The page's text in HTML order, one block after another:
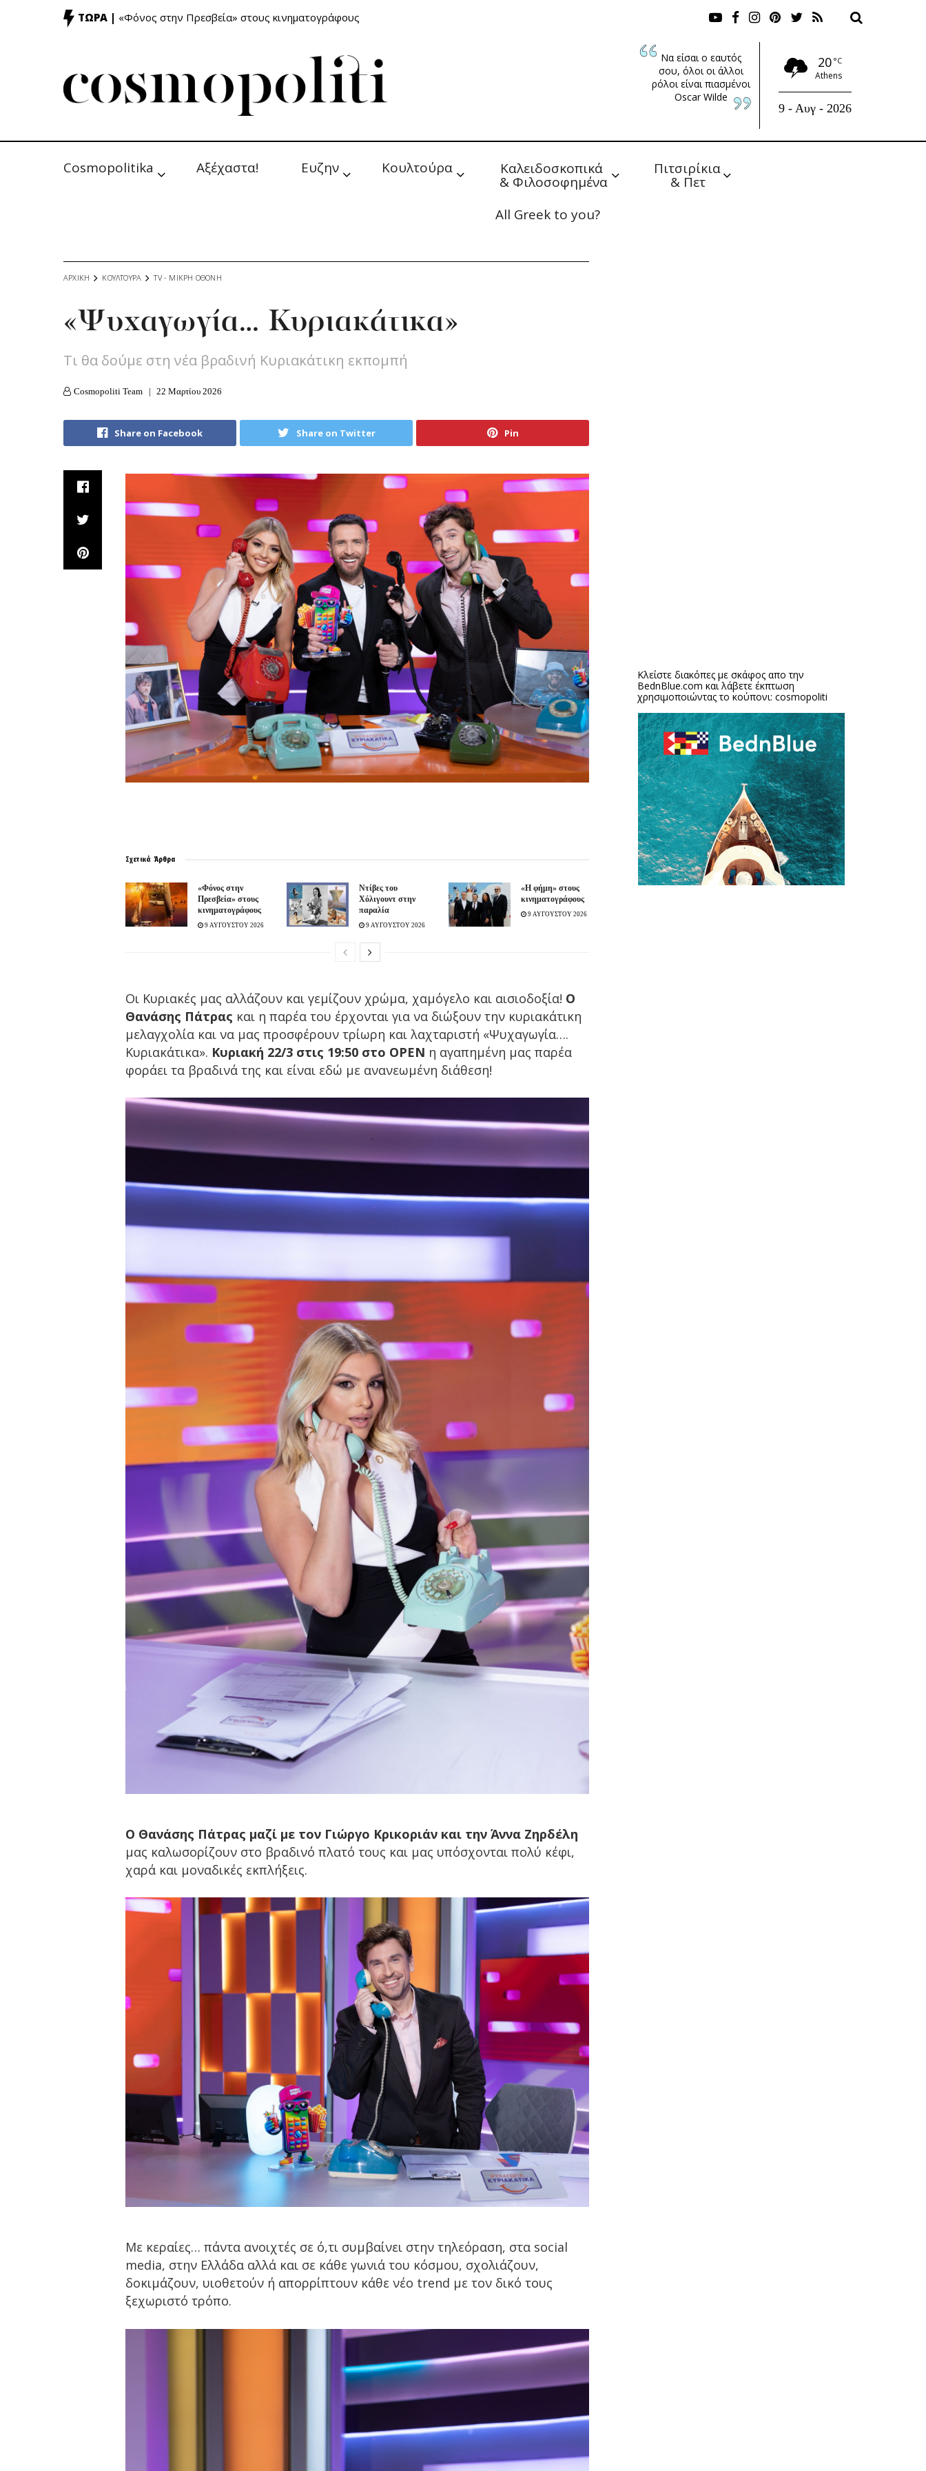
ΤΩΡΑ | «Φόνος στην Πρεσβεία» στους κινηματογράφους
Να είσαι ο εαυτός
σου, όλοι οι άλλοι
ρόλοι είναι πιασμένοι
Oscar Wilde
20 °C
Athens
9 - Αυγ - 2026
Cosmopolitika Αξέχαστα! Ευζην Κουλτούρα Καλειδοσκοπικά
& Φιλοσοφημένα
Πιτσιρίκια
& Πετ
All Greek to you?
ΑΡΧΙΚΗ ΚΟΥΛΤΟΥΡΑ TV - MΙΚΡΗ ΟΘΟΝΗ
«Ψυχαγωγία… Κυριακάτικα»
Tι θα δούμε στη νέα βραδινή Κυριακάτικη εκπομπή
Cosmopoliti Team 22 Μαρτίου 2026
Share on Facebook Share on Twitter Pin
Σχετικά Άρθρα
«Φόνος στην
Πρεσβεία» στους
κινηματογράφους
9 ΑΥΓΟΥΣΤΟΥ 2026
Ντίβες του
Χόλιγουντ στην
παραλία
9 ΑΥΓΟΥΣΤΟΥ 2026
«H φήμη» στους
κινηματογράφους
9 ΑΥΓΟΥΣΤΟΥ 2026
Οι Κυριακές μας αλλάζουν και γεμίζουν χρώμα, χαμόγελο και αισιοδοξία! Ο
Θανάσης Πάτρας και η παρέα του έρχονται για να διώξουν την κυριακάτικη
μελαγχολία και να μας προσφέρουν τρίωρη και λαχταριστή «Ψυχαγωγία….
Κυριακάτικα». Κυριακή 22/3 στις 19:50 στο OPEN η αγαπημένη μας παρέα
φοράει τα βραδινά της και είναι εδώ με ανανεωμένη διάθεση!
Ο Θανάσης Πάτρας μαζί με τον Γιώργο Κρικοριάν και την Άννα Ζηρδέλη
μας καλωσορίζουν στο βραδινό πλατό τους και μας υπόσχονται πολύ κέφι,
χαρά και μοναδικές εκπλήξεις.
Με κεραίες… πάντα ανοιχτές σε ό,τι συμβαίνει στην τηλεόραση, στα social
media, στην Ελλάδα αλλά και σε κάθε γωνιά του κόσμου, σχολιάζουν,
δοκιμάζουν, υιοθετούν ή απορρίπτουν κάθε νέο trend με τον δικό τους
ξεχωριστό τρόπο.
Κλείστε διακόπες με σκάφος απο την
BednBlue.com και λάβετε έκπτωση
χρησιμοποιώντας το κούπονι: cosmopoliti